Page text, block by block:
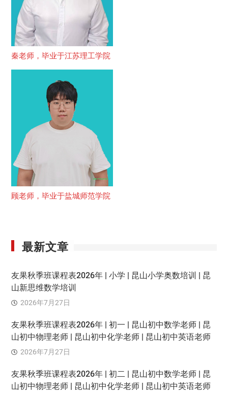
秦老师，毕业于江苏理工学院
顾老师，毕业于盐城师范学院
最新文章
友果秋季班课程表2026年 | 小学 | 昆山小学奥数培训 | 昆
山新思维数学培训
2026年7月27日
友果秋季班课程表2026年 | 初一 | 昆山初中数学老师 | 昆
山初中物理老师 | 昆山初中化学老师 | 昆山初中英语老师
2026年7月27日
友果秋季班课程表2026年 | 初二 | 昆山初中数学老师 | 昆
山初中物理老师 | 昆山初中化学老师 | 昆山初中英语老师